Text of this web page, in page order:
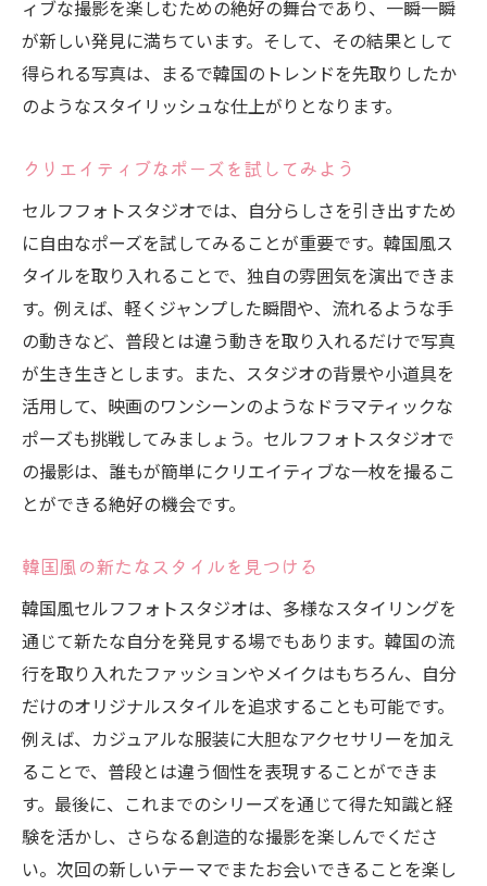
ィブな撮影を楽しむための絶好の舞台であり、一瞬一瞬
が新しい発見に満ちています。そして、その結果として
得られる写真は、まるで韓国のトレンドを先取りしたか
のようなスタイリッシュな仕上がりとなります。
クリエイティブなポーズを試してみよう
セルフフォトスタジオでは、自分らしさを引き出すため
に自由なポーズを試してみることが重要です。韓国風ス
タイルを取り入れることで、独自の雰囲気を演出できま
す。例えば、軽くジャンプした瞬間や、流れるような手
の動きなど、普段とは違う動きを取り入れるだけで写真
が生き生きとします。また、スタジオの背景や小道具を
活用して、映画のワンシーンのようなドラマティックな
ポーズも挑戦してみましょう。セルフフォトスタジオで
の撮影は、誰もが簡単にクリエイティブな一枚を撮るこ
とができる絶好の機会です。
韓国風の新たなスタイルを見つける
韓国風セルフフォトスタジオは、多様なスタイリングを
通じて新たな自分を発見する場でもあります。韓国の流
行を取り入れたファッションやメイクはもちろん、自分
だけのオリジナルスタイルを追求することも可能です。
例えば、カジュアルな服装に大胆なアクセサリーを加え
ることで、普段とは違う個性を表現することができま
す。最後に、これまでのシリーズを通じて得た知識と経
験を活かし、さらなる創造的な撮影を楽しんでくださ
い。次回の新しいテーマでまたお会いできることを楽し